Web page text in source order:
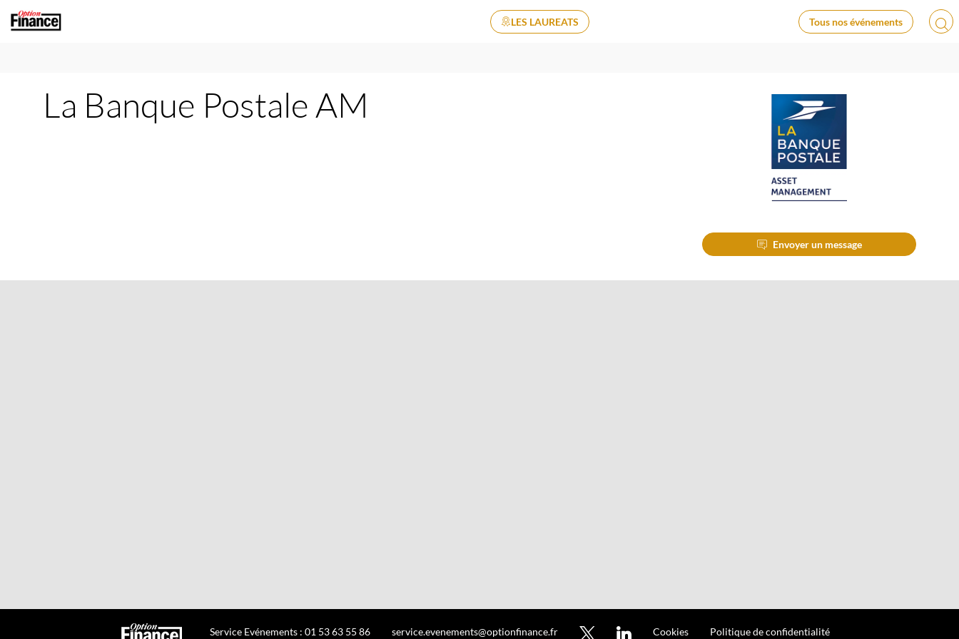
LES LAUREATS Tous nos événements
La Banque Postale AM
Envoyer un message
Service Evénements : 01 53 63 55 86 service.evenements@optionfinance.fr Cookies Politique de confidentialité